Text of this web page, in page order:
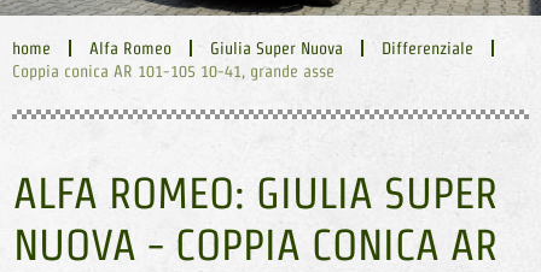
home Alfa Romeo Giulia Super Nuova
Differenziale
Coppia conica AR 101-105 10-41, grande asse
ALFA ROMEO: GIULIA SUPER
NUOVA - COPPIA CONICA AR